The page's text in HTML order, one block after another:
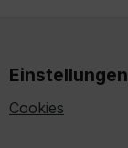
Einstellungen
Cookies